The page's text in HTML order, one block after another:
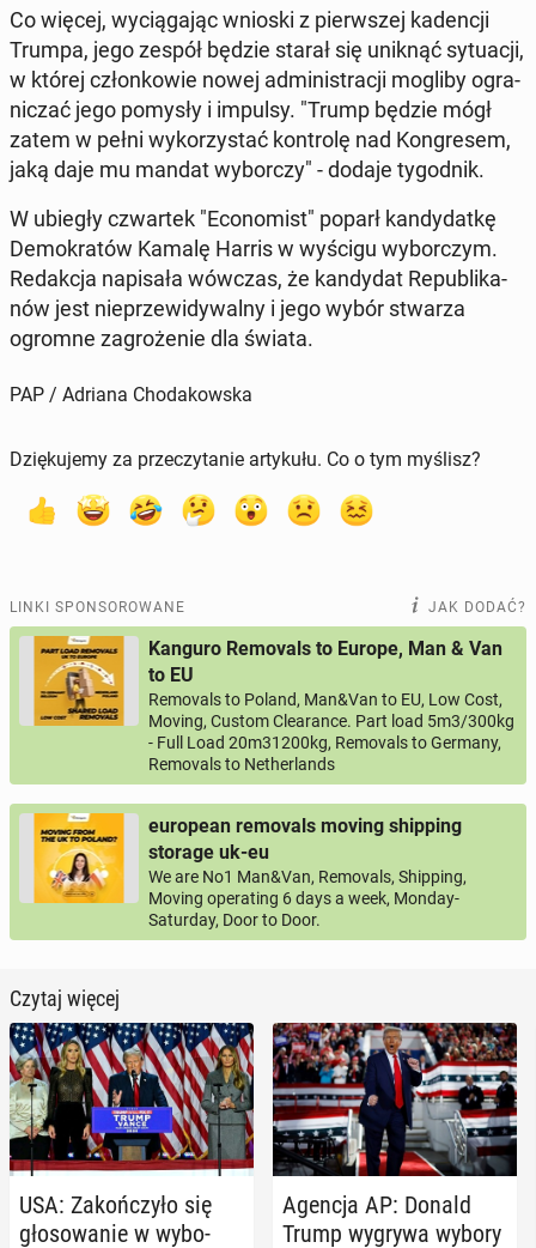
Co więcej, wy­cią­ga­jąc wnioski z pierw­szej ka­den­cji
Trumpa, jego zespół będzie starał się uniknąć sy­tu­acji,
w której człon­ko­wie nowej ad­mi­ni­stra­cji mogliby ogra­
ni­czać jego pomysły i impulsy. "Trump będzie mógł
zatem w pełni wy­ko­rzy­stać kon­tro­lę nad Kon­gre­sem,
jaką daje mu mandat wy­bor­czy" - dodaje ty­go­dnik.
W ubiegły czwar­tek "Eco­no­mist" poparł kan­dy­dat­kę
De­mo­kra­tów Kamalę Harris w wyścigu wy­bor­czym.
Re­dak­cja na­pi­sa­ła wówczas, że kan­dy­dat Re­pu­bli­ka­
nów jest nie­prze­wi­dy­wal­ny i jego wybór stwarza
ogromne za­gro­że­nie dla świata.
PAP / Adriana Chodakowska
Dziękujemy za przeczytanie artykułu. Co o tym myślisz?
LINKI SPONSOROWANE JAK DODAĆ?
Kanguro Removals to Europe, Man & Van
to EU
Removals to Poland, Man&Van to EU, Low Cost,
Moving, Custom Clearance. Part load 5m3/300kg
- Full Load 20m31200kg, Removals to Germany,
Removals to Netherlands
european removals moving shipping
storage uk-eu
We are No1 Man&Van, Removals, Shipping,
Moving operating 6 days a week, Monday-
Saturday, Door to Door.
Czytaj więcej
USA: Za­koń­czy­ło się
gło­so­wa­nie w wy­bo­
Agencja AP: Donald
Trump wygrywa wybory